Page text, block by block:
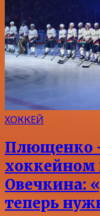
ХОККЕЙ
Плющенко
хоккейном
Овечкина:
теперь